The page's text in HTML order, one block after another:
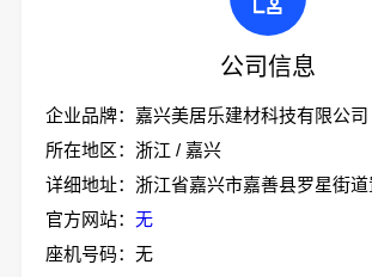
公司信息
企业品牌：嘉兴美居乐建材科技有限公司
所在地区：浙江 / 嘉兴
官方网站： 无
座机号码：无